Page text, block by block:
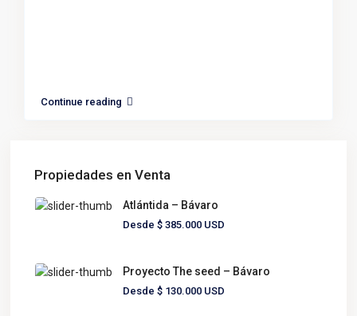
Continue reading
Propiedades en Venta
Atlántida – Bávaro
Desde $ 385.000 USD
Proyecto The seed – Bávaro
Desde $ 130.000 USD